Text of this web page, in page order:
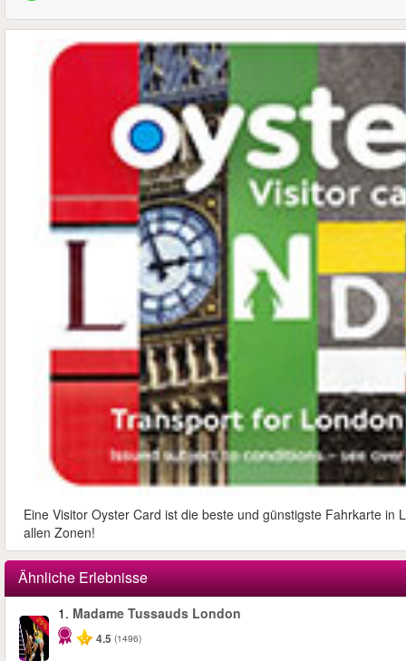
Eine Visitor Oyster Card ist die beste und günstigste Fahrkarte
allen Zonen!
Ähnliche Erlebnisse
-25%
1. Madame Tussauds London
4.5 (1496)